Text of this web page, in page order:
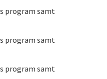
program samt
program samt
program samt